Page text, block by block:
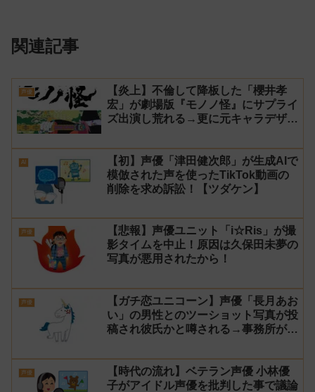
関連記事
声優
【炎上】不倫して降板した「櫻井孝
宏」が劇場版『モノノ怪』にサプライ
ズ出演し荒れる→更に元キャラデザ担
AI
【初】声優「津田健次郎」が生成AIで
模倣された声を使ったTikTok動画の
削除を求め訴訟！【ツダケン】
声優
【悲報】声優ユニット「i☆Ris」が撮
影タイムを中止！原因は久保田未夢の
写真が悪用されたから！
声優
【ガチ恋ユニコーン】声優「長月あお
い」の男性とのツーショット写真が投
稿され彼氏かと噂される→事務所が本
よう注意喚起！
声優
【時代の流れ】ベテラン声優 小林優
子がアイドル声優を批判した事で議論